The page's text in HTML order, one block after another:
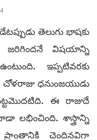
తెలుగు భాషకు
జరిగిందనే విషయాన్ని
ఇప్పటివరకు
ధనుంజయుడు
ఈ రాజుదే
లభించింది. శాస్త్రాన్ని
చెందినవిగా